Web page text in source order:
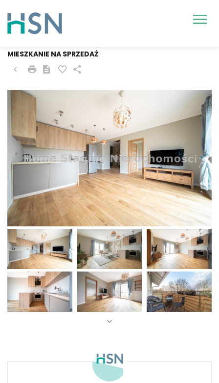
SZCZECIN, MIERZYN
MIESZKANIE NA SPRZEDAŻ